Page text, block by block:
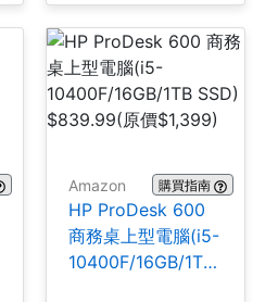
Amazon 購買指南
HP ProDesk 600
商務桌上型電腦(i5-
10400F/16GB/1TB